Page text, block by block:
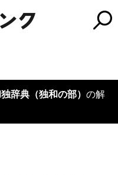
辞典（独和の部） の解